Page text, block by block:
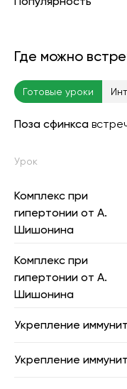
Где можно
Готовые уроки
Поза сфинкса
Урок
Комплекс при
гипертонии от А.
Шишонина
Комплекс при
гипертонии от А.
Шишонина
Укрепление
Укрепление